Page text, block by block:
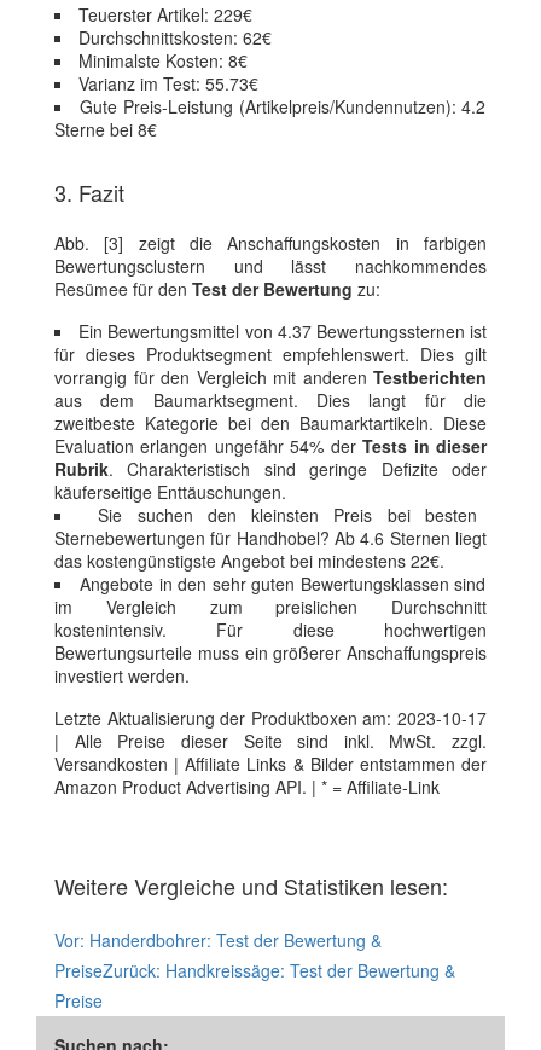
Teuerster Artikel: 229€
Durchschnittskosten: 62€
Minimalste Kosten: 8€
Varianz im Test: 55.73€
Gute Preis-Leistung (Artikelpreis/Kundennutzen): 4.2
Sterne bei 8€
3. Fazit
Abb. [3] zeigt die Anschaffungskosten in farbigen
Bewertungsclustern und lässt nachkommendes
Resümee für den Test der Bewertung zu:
Ein Bewertungsmittel von 4.37 Bewertungssternen ist
für dieses Produktsegment empfehlenswert. Dies gilt
vorrangig für den Vergleich mit anderen Testberichten
aus dem Baumarktsegment. Dies langt für die
zweitbeste Kategorie bei den Baumarktartikeln. Diese
Evaluation erlangen ungefähr 54% derTests in dieser
Rubrik. Charakteristisch sind geringe Defizite oder
käuferseitige Enttäuschungen.
Sie suchen den kleinsten Preis bei besten
Sternebewertungen für Handhobel? Ab 4.6 Sternen liegt
das kostengünstigste Angebot bei mindestens 22€.
Angebote in den sehr guten Bewertungsklassen sind
im Vergleich zum preislichen Durchschnitt
kostenintensiv. Für diese hochwertigen
Bewertungsurteile muss ein größerer Anschaffungspreis
investiert werden.
Letzte Aktualisierung der Produktboxen am: 2023-10-17
| Alle Preise dieser Seite sind inkl. MwSt. zzgl.
Versandkosten | Affiliate Links & Bilder entstammen der
Amazon Product Advertising API. | * = Affiliate-Link
Weitere Vergleiche und Statistiken lesen:
Vor: Handerdbohrer: Test der Bewertung &
PreiseZurück: Handkreissäge: Test der Bewertung &
Preise
Suchen nach: